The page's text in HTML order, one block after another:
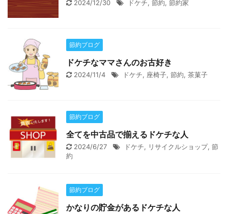
2024/12/30 ドケチ, 節約, 節約家
節約ブログ
ドケチなママさんのお古好き
2024/11/4 ドケチ, 座椅子, 節約, 茶菓子
節約ブログ
全てを中古品で揃えるドケチな人
2024/6/27 ドケチ, リサイクルショップ, 節
約
節約ブログ
かなりの貯金があるドケチな人